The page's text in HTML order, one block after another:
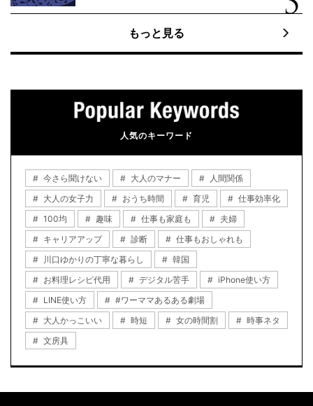
もっと見る
人気のキーワード
今さら聞けない 大人のマナー
人間関係
大人の女子力
おうち時間 育児
仕事効率化
100均
趣味 仕事も家庭も
夫婦
キャリアアップ
診断
仕事もおしゃれも
川口ゆかりの丁寧な暮らし
韓国
お料理レシピ代用
デジタル苦手
iPhone使い方
LINE使い方
#ワーママあるある劇場
大人かっこいい
時短 女の時間割
時事ネタ
文房具